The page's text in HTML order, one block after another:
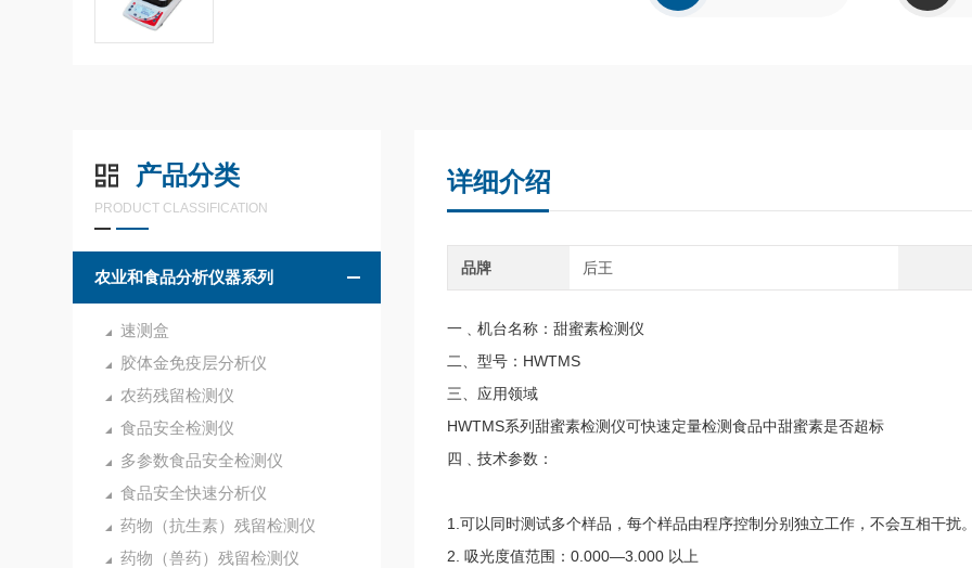
产品分类
PRODUCT CLASSIFICATION
农业和食品分析仪器系列
速测盒
胶体金免疫层分析仪
农药残留检测仪
食品安全检测仪
多参数食品安全检测仪
食品安全快速分析仪
药物（抗生素）残留检测仪
药物（兽药）残留检测仪
详细介绍
品牌 后王
一﹑机台名称：甜蜜素检测仪
二、型号：HWTMS
三、应用领域
HWTMS系列甜蜜素检测仪可快速定量检测食品中甜蜜素是否超标
四﹑技术参数：
1.可以同时测试多个样品，每个样品由程序控制分别独立工作，不会互相干扰
2. 吸光度值范围：0.000—3.000 以上